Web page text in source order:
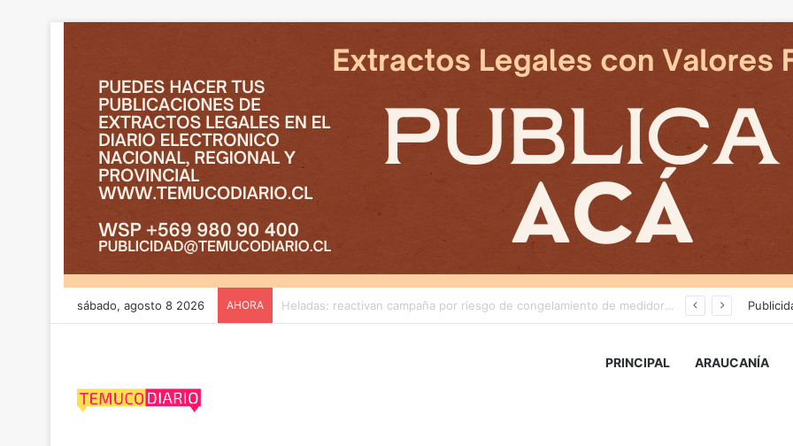
sábado, agosto 8 2026 AHORA Deportes Temuco termina relación contractual con Arturo Sanhueza tras derrota ante Copiapó
PRINCIPAL ARAUCANÍA
transmita